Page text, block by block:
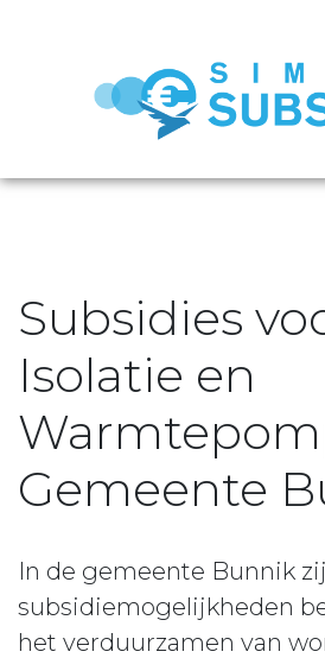
Subsidies
Isolatie en
Gemeente
In de gemeente Bunnik
subsidiemogelijkheden
het verduurzamen van